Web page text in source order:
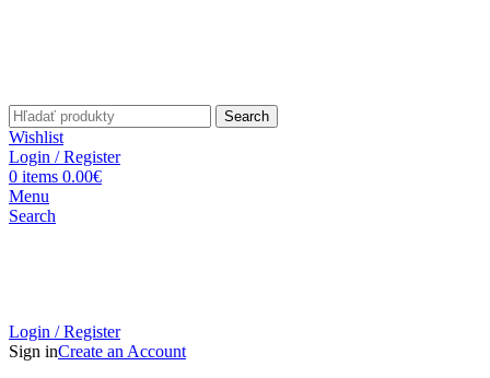
Search
Wishlist
Login / Register
0 items 0.00€
Menu
Search
Login / Register
Sign inCreate an Account